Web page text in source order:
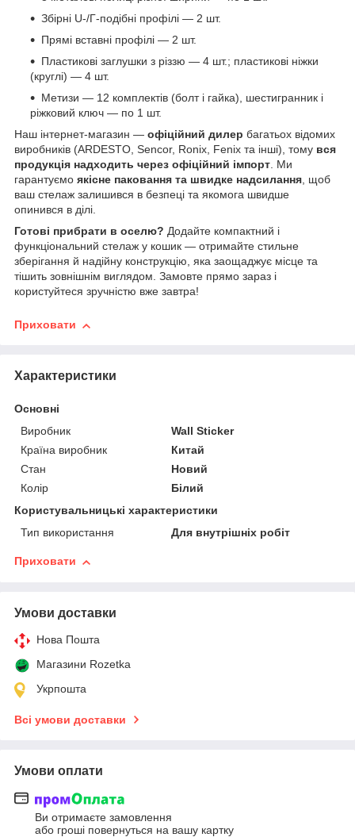
Збірні U-/Г-подібні профілі — 2 шт.
Прямі вставні профілі — 2 шт.
Пластикові заглушки з різзю — 4 шт.; пластикові ніжки
(круглі) — 4 шт.
Метизи — 12 комплектів (болт і гайка), шестигранник і
ріжковий ключ — по 1 шт.
Наш інтернет-магазин — офіційний дилер багатьох відомих
виробників (ARDESTO, Sencor, Ronix, Fenix та інші), тому вся
продукція надходить через офіційний імпорт. Ми
гарантуємо якісне паковання та швидке надсилання, щоб
ваш стелаж залишився в безпеці та якомога швидше
опинився в ділі.
Готові прибрати в оселю? Додайте компактний і
функціональний стелаж у кошик — отримайте стильне
зберігання й надійну конструкцію, яка заощаджує місце та
тішить зовнішнім виглядом. Замовте прямо зараз і
користуйтеся зручністю вже завтра!
Приховати
Характеристики
Основні
Виробник
Wall Sticker
Країна виробник
Китай
Стан
Новий
Колір
Білий
Користувальницькі характеристики
Тип використання
Для внутрішніх робіт
Приховати
Умови доставки
Нова Пошта
Магазини Rozetka
Укрпошта
Всі умови доставки
Умови оплати
Ви отримаєте замовлення
або гроші повернуться на вашу картку